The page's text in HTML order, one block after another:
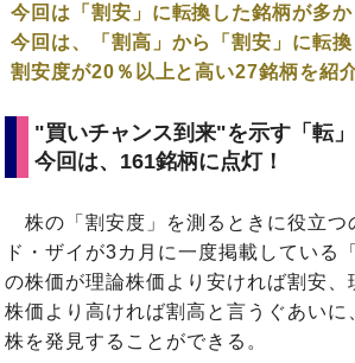
今回は「割安」に転換した銘柄が多
今回は、「割高」から「割安」に転換
割安度が20％以上と高い27銘柄を紹
"買いチャンス到来"を示す「転」
今回は、161銘柄に点灯！
株の「割安度」を測るときに役立つ
ド・ザイが3カ月に一度掲載している
の株価が理論株価より安ければ割安、
株価より高ければ割高と言うぐあいに
株を発見することができる。